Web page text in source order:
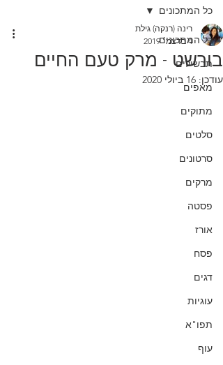
כל המתכונים
תבשילים
מאפים
מתוקים
סלטים
סרטונים
מרקים
פסטה
אורז
פסח
דגים
עוגיות
תפו"א
עוף
כל המתכונים
בורשט - מרק טעם החיים
רינה (רנקה) גילת
4 בדצמ׳ 2019
עודכן: 16 ביולי 2020